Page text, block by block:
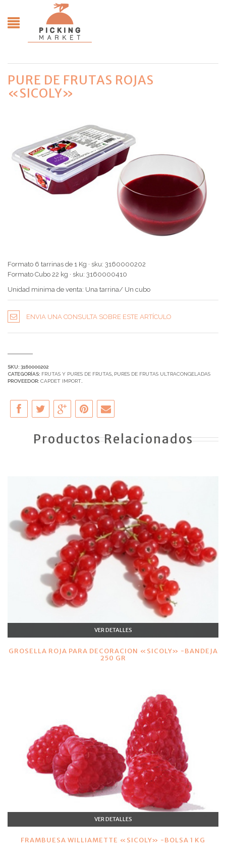
PURE DE FRUTAS ROJAS
«SICOLY»
Formato 6 tarrinas de 1 Kg · sku: 3160000202
Formato Cubo 22 kg · sku: 3160000410
Unidad minima de venta: Una tarrina/ Un cubo
ENVIA UNA CONSULTA SOBRE ESTE ARTÍCULO
SKU: 3160000202
CATEGORÍAS: FRUTAS Y PURES DE FRUTAS, PURES DE FRUTAS ULTRACONGELADAS
PROVEEDOR: CAPDET IMPORT.
Productos Relacionados
VER DETALLES
GROSELLA ROJA PARA DECORACION «SICOLY» -BANDEJA
250 GR
VER DETALLES
FRAMBUESA WILLIAMETTE «SICOLY» -BOLSA 1 KG